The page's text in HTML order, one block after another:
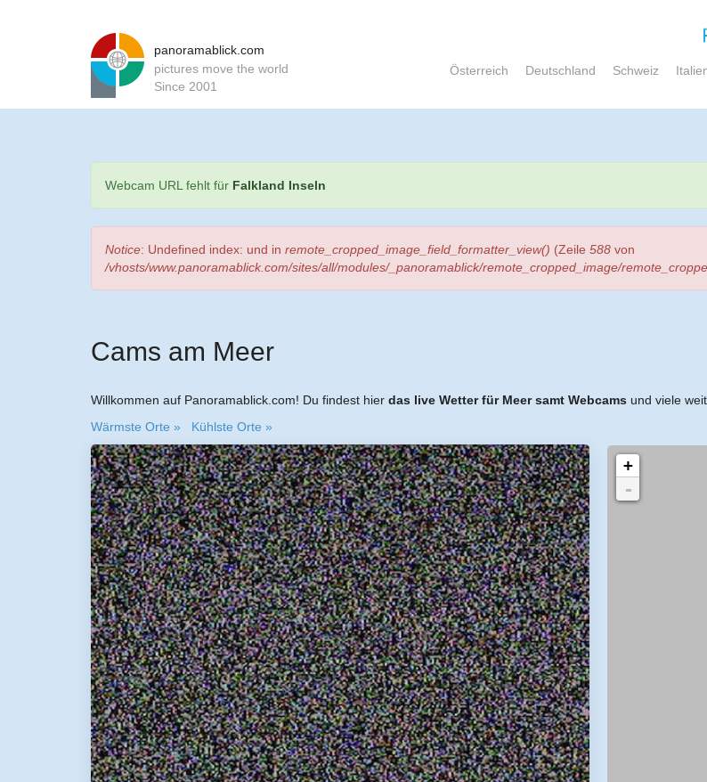
panoramablick.com
pictures move the world
Since 2001
Österreich Deutschland Schweiz
Statusmeldung
Webcam URL fehlt für Falkland Inseln
Fehlermeldung
Notice: Undefined index: und in remote_cropped_image_field_formatter_view() (Zeile 588 von
/vhosts/www.panoramablick.com/sites/all/modules/_panoramablick/remote_cropped_image/
Cams am Meer
Willkommen auf Panoramablick.com! Du findest hier das live Wetter für Meer samt Webcams und viele
Wärmste Orte »
Kühlste Orte »
+
-